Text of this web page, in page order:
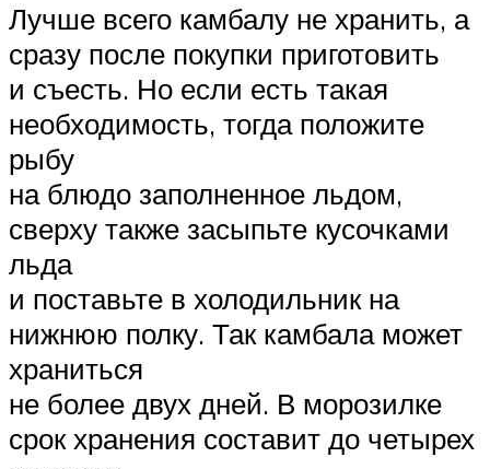
Лучше всего камбалу не хранить, а
сразу после покупки приготовить
и съесть. Но если есть такая
необходимость, тогда положите
рыбу
на блюдо заполненное льдом,
сверху также засыпьте кусочками
льда
и поставьте в холодильник на
нижнюю полку. Так камбала может
храниться
не более двух дней. В морозилке
срок хранения составит до четырех